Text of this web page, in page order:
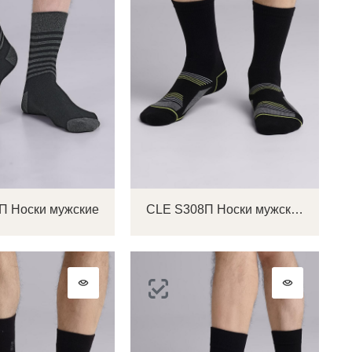
Носки мужские CLE S308П Носки мужские